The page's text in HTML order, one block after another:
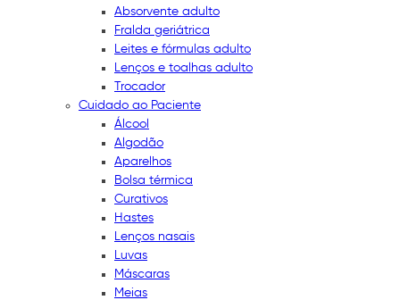
Absorvente adulto
Fralda geriátrica
Leites e fórmulas adulto
Lenços e toalhas adulto
Trocador
Cuidado ao Paciente
Álcool
Algodão
Aparelhos
Bolsa térmica
Curativos
Hastes
Lenços nasais
Luvas
Máscaras
Meias